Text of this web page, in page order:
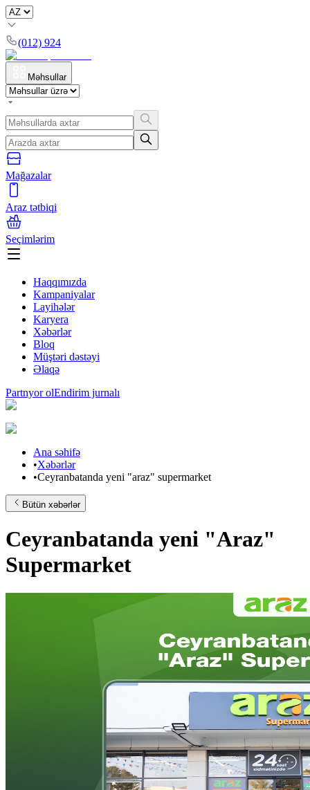
(012) 924
Məhsullar
Mağazalar
Araz tətbiqi
Seçimlərim
Haqqımızda
Kampaniyalar
Layihələr
Karyera
Xəbərlər
Bloq
Müştəri dəstəyi
Əlaqə
Partnyor olEndirim jurnalı
Ana səhifə
•Xəbərlər
•Ceyranbatanda yeni "araz" supermarket
Bütün xəbərlər
Ceyranbatanda yeni "Araz"
Supermarket